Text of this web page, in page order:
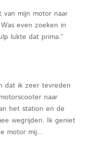
oplossingen
over ons
filosofie
nieuws
contact
van mijn motor naar
even zoeken in
lukte dat prima.”
dat ik zeer tevreden
naar
het station en de
wegrijden. Ik geniet
motor mij...